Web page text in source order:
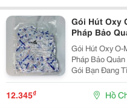
Gói Hút Oxy
Pháp Bảo
Phẩm Đóng
Gói Hút Oxy O-
Pháp Bảo
Gói Bạn Đang Tìm Gói Hút Oxy Chất Lượng Để Sử
Dụng Cho
Phẩm Đóng
Được Nhiều
12.345₫ Hồ